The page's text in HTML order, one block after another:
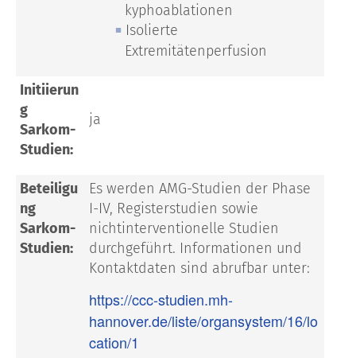
kyphoablationen
Isolierte
Extremitätenperfusion
Initiierun
g
Sarkom-
Studien:
ja
Beteiligu
ng
Sarkom-
Studien:
Es werden AMG-Studien der Phase
I-IV, Registerstudien sowie
nichtinterventionelle Studien
durchgeführt. Informationen und
Kontaktdaten sind abrufbar unter:
https://ccc-studien.mh-
hannover.de/liste/organsystem/16/lo
cation/1